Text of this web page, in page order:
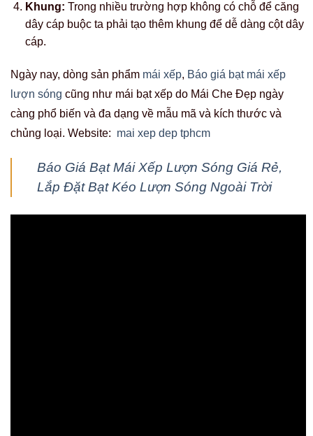
Khung: Trong nhiều trường hợp không có chỗ để căng
dây cáp buộc ta phải tạo thêm khung để dễ dàng cột dây
cáp.
Ngày nay, dòng sản phẩm mái xếp, Báo giá bạt mái xếp
lượn sóng cũng như mái bạt xếp do Mái Che Đẹp ngày
càng phổ biến và đa dạng về mẫu mã và kích thước và
chủng loại. Website: mai xep dep tphcm
Báo Giá Bạt Mái Xếp Lượn Sóng Giá Rẻ,
Lắp Đặt Bạt Kéo Lượn Sóng Ngoài Trời